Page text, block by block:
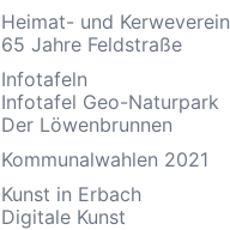
Heimat- und Kerweverein
65 Jahre Feldstraße
Infotafeln
Infotafel Geo-Naturpark
Der Löwenbrunnen
Kommunalwahlen 2021
Kunst in Erbach
Digitale Kunst